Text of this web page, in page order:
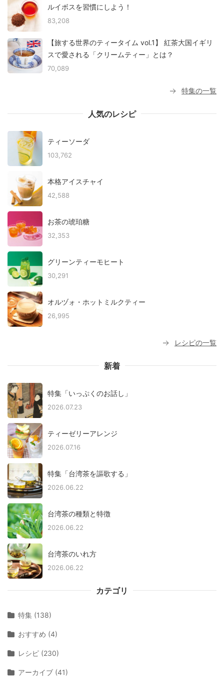
ルイボスを習慣にしよう！
83,208
【旅する世界のティータイム vol.1】 紅茶大国イギリ
スで愛される「クリームティー」とは？
70,089
特集の一覧
人気のレシピ
ティーソーダ
103,762
本格アイスチャイ
42,588
お茶の琥珀糖
32,353
グリーンティーモヒート
30,291
オルヅォ・ホットミルクティー
26,995
レシピの一覧
新着
特集「いっぷくのお話し」
2026.07.23
ティーゼリーアレンジ
2026.07.16
特集「台湾茶を謳歌する」
2026.06.22
台湾茶の種類と特徴
2026.06.22
台湾茶のいれ方
2026.06.22
カテゴリ
特集 (138)
おすすめ (4)
レシピ (230)
アーカイブ (41)